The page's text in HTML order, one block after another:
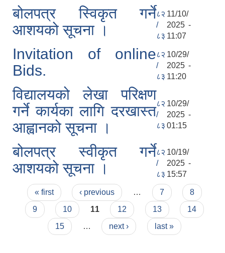
बोलपत्र स्विकृत गर्ने
आशयको सूचना ।
८२
/
८३
11/10/
2025 -
11:07
Invitation of online
Bids.
८२
/
८३
10/29/
2025 -
11:20
विद्यालयको लेखा परिक्षण
गर्ने कार्यका लागि दरखास्त
आह्वानको सूचना ।
८२
/
८३
10/29/
2025 -
01:15
बोलपत्र स्वीकृत गर्ने
आशयको सूचना ।
८२
/
८३
10/19/
2025 -
15:57
Pages
« first ‹ previous … 7
8
9
10 11 12 13
14
15
… next › last »